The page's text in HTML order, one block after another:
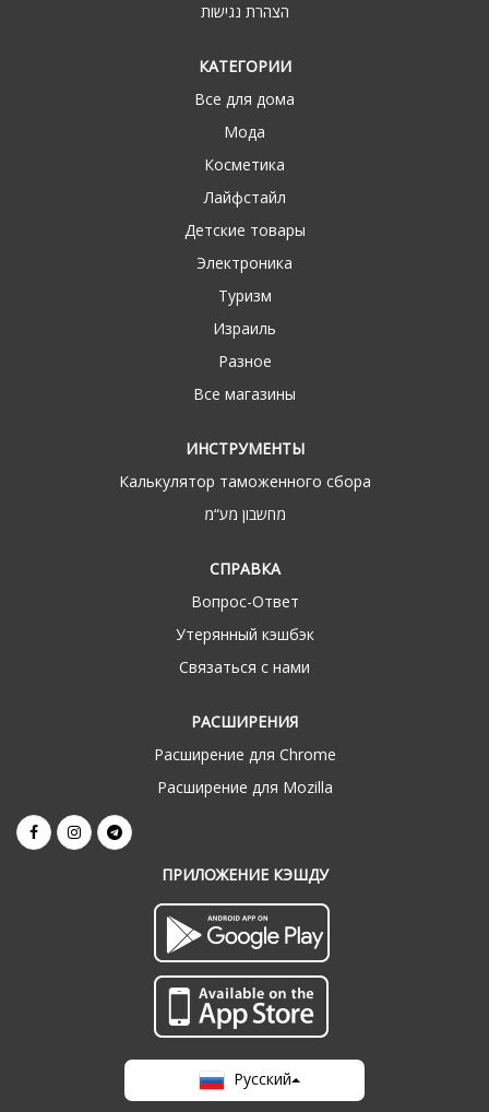
הצהרת נגישות
КАТЕГОРИИ
Все для дома
Мода
Косметика
Лайфстайл
Детские товары
Электроника
Туризм
Израиль
Разное
Все магазины
ИНСТРУМЕНТЫ
Калькулятор таможенного сбора
מחשבון מע“מ
СПРАВКА
Вопрос-Ответ
Утерянный кэшбэк
Связаться с нами
РАСШИРЕНИЯ
Расширение для Chrome
Расширение для Mozilla
ПРИЛОЖЕНИЕ КЭШДУ
Русский